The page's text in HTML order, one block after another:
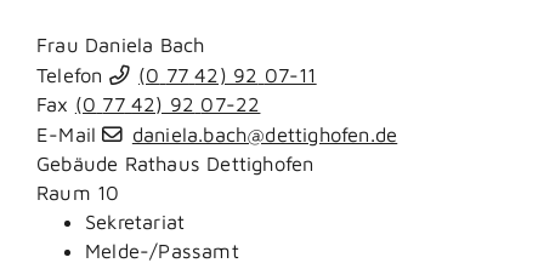
Frau Daniela Bach
Telefon
(0 77 42) 92 07-11
Fax (0 77 42) 92 07-22
E-Mail
daniela.bach@dettighofen.de
Gebäude Rathaus Dettighofen
Raum 10
Sekretariat
Melde-/Passamt